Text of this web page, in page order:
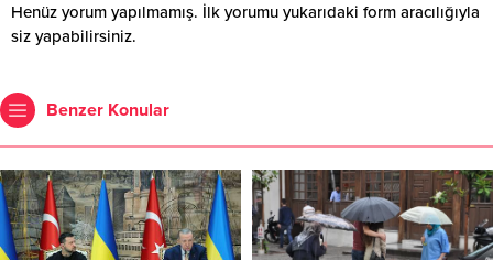
Henüz yorum yapılmamış. İlk yorumu yukarıdaki form aracılığıyla
siz yapabilirsiniz.
Benzer Konular